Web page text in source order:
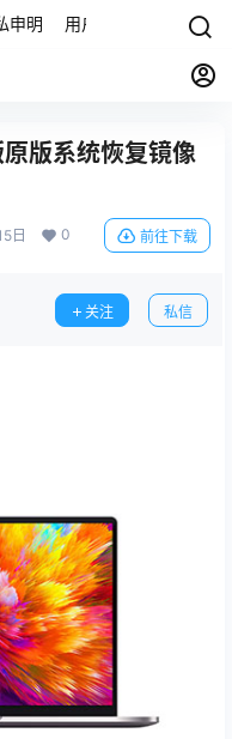
申明 用户协议 联系我们
版系统恢复镜像
日 0 前往下载
关注 私信